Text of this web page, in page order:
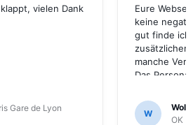
vielen Dank
Gare de Lyon
Eure
keine
gut finde ich
zusätzlichen
manche
Das
Eurer
W
Wolf
OK